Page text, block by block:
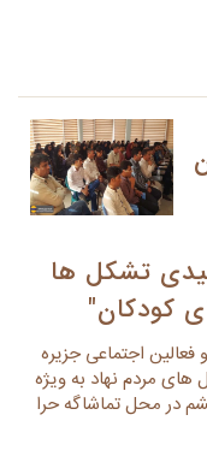
تشکل ها
كودكان"
اجتماعی جزیره
مردم نهاد به ویژه
در محل تماشاگه حرا